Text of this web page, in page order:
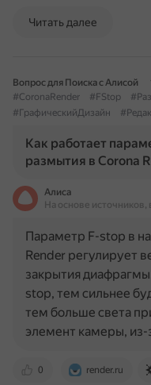
Читать далее
Вопрос для Поиска с Алисой
#CoronaRender
#FStop
#ГрафическийДизайн
Как работает
размытия в Corona
Алиса
На основе
0 render.ru
Параметр F-stop в
Render регулирует
закрытия
stop, тем сильнее
тем больше света
элемент камеры, из-